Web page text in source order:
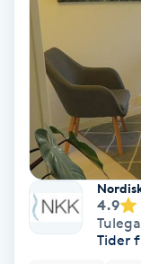
Brynfärgning
Brynplockning
Bröllopsuppsättning
Celluliter
4.9
Tider